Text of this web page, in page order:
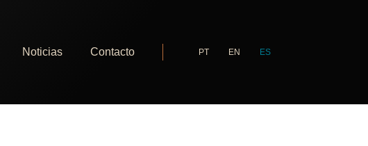
Noticias Contacto PT EN ES